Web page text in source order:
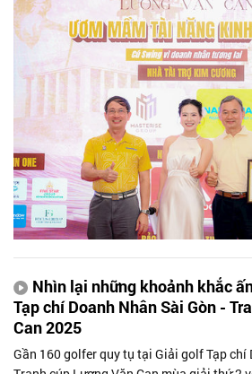
Nhìn lại những khoảnh khắc
Tạp chí Doanh Nhân Sài Gòn -
Can 2025
Gần 160 golfer quy tụ tại Giải golf Tạp chí